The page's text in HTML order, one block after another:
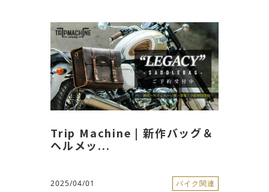
Trip Machine | 新作バッグ＆
ヘルメッ...
2025/04/01 バイク関連